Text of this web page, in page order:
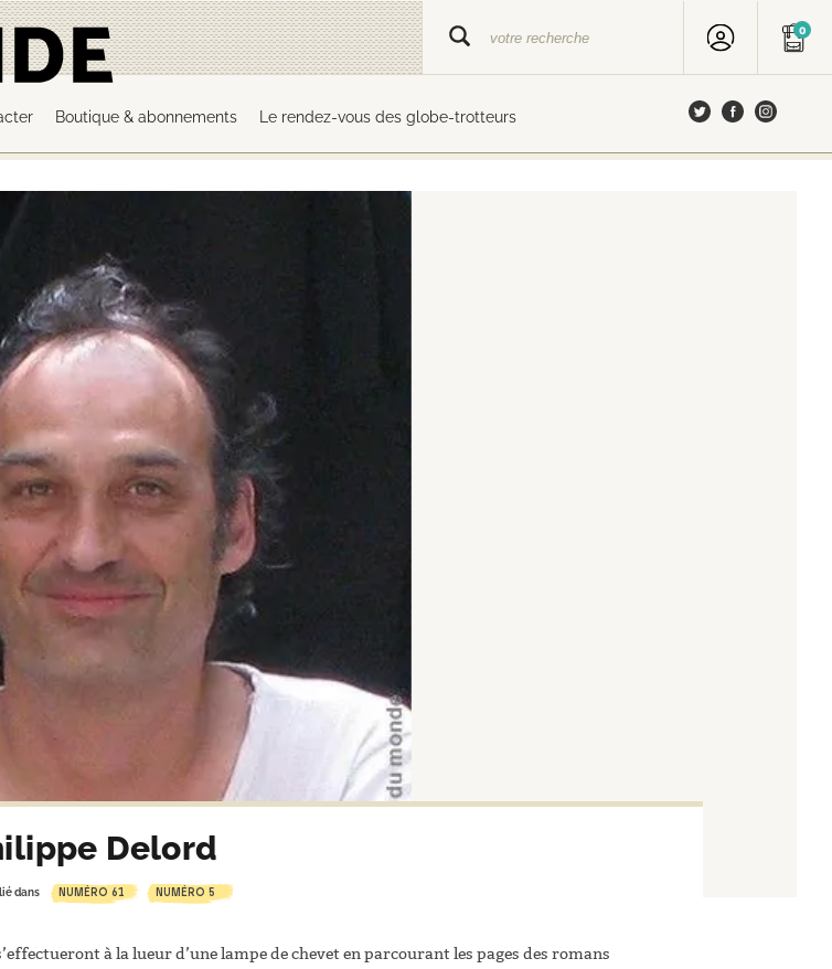
0
Boutique & abonnements Le rendez-vous des globe-trotteurs
Delord
dans NUMÉRO 61 NUMÉRO 5
à la lueur d’une lampe de chevet en parcourant les pages des romans